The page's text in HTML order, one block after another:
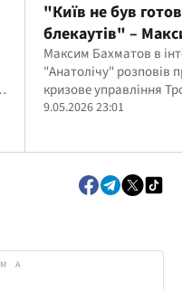
"Київ не був
блекаутів" –
Бахматов про
зиму на Троєщині
Максим Бахматов в
"Анатолічу" розповів
кризове управління
проблеми метро
9.05.2026 23:01